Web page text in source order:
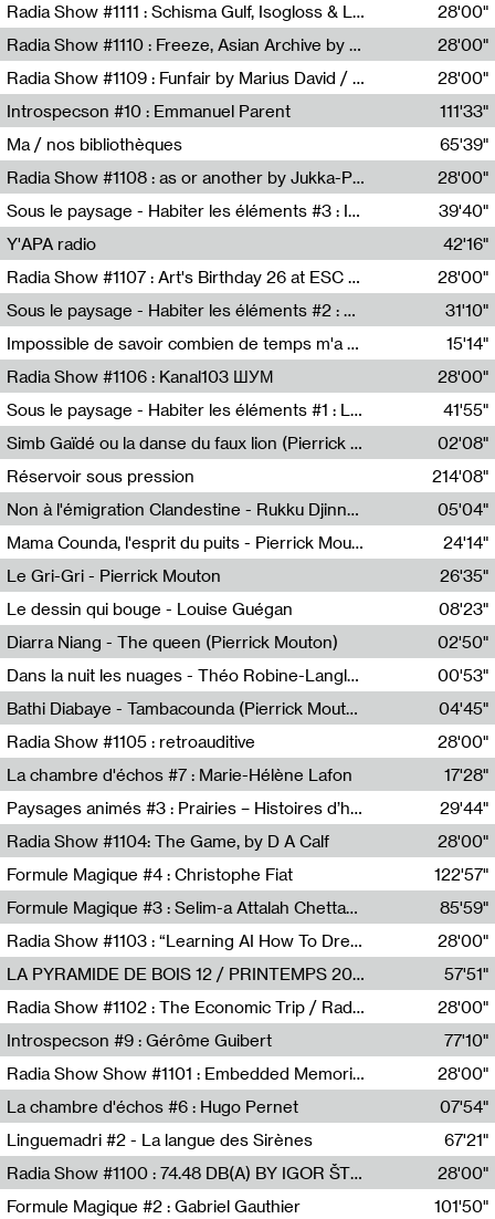
Radia Show #1111 : Schisma Gulf, Isogloss & Lament For The Old Clock By Harvey Young / Resonance
Resonance
28'00"
Radia Show #1110 : Freeze, Asian Archive by Avita Maheen / Radio Worm
Radio WORM
28'00"
Radia Show #1109 : Funfair by Marius David / JET FM
Jet FM
28'00"
Introspecson #10 : Emmanuel Parent
Pierre Henry,Emmanuel Parent
111'33"
Ma / nos bibliothèques
Sarah Tritz,Elene Lapiashivili,Justin Marconnet,Mateo Cuche,Esther Lechevalier,Suzie Lecroart,Romance Castelet
65'39"
Radia Show #1108 : as or another by Jukka-Pekka Kervinen / Rádio Zero
Radio Zero
28'00"
Sous le paysage - Habiter les éléments #3 : Interprétations, rituels et symboliques des éléments
Nastassja Martin
39'40"
Y'APA radio
Pierrick Mouton
42'16"
Radia Show #1107 : Art's Birthday 26 at ESC - Medien Kunst Labor
Radio Helsinki
28'00"
Sous le paysage - Habiter les éléments #2 : Vers le tournant élémentaire
Nastassja Martin
31'10"
Impossible de savoir combien de temps m'a échappé
Mélanie Blaison,Mateo Cuin
15'14"
Radia Show #1106 : Kanal103 ШУМ
Kanal103
28'00"
Sous le paysage - Habiter les éléments #1 : Les éléments et les débordements du vivant
Nastassja Martin
41'55"
Simb Gaïdé ou la danse du faux lion (Pierrick Mouton)
Pierrick Mouton,Simb Gaïdé
02'08"
Réservoir sous pression
214'08"
Non à l'émigration Clandestine - Rukku Djinne Squad (Eden Tinto Collins)
Eden Tinto Collins,Rukku Djinne
05'04"
Mama Counda, l'esprit du puits - Pierrick Mouton
Pierrick Mouton
24'14"
Le Gri-Gri - Pierrick Mouton
Pierrick Mouton
26'35"
Le dessin qui bouge - Louise Guégan
Louise Guégan
08'23"
Diarra Niang - The queen (Pierrick Mouton)
Pierrick Mouton,Diarra Niang
02'50"
Dans la nuit les nuages - Théo Robine-Langlois
Théo Robine-Langlois,LD Beat
00'53"
Bathi Diabaye - Tambacounda (Pierrick Mouton)
Pierrick Mouton,Bathi Diabaye
04'45"
Radia Show #1105 : retroauditive
Soundart Radio
28'00"
La chambre d'échos #7 : Marie-Hélène Lafon
Revue Les Chambres,Marie-Hélène Lafon
17'28"
Paysages animés #3 : Prairies – Histoires d’herbes et d’humains
Anne Simon
29'44"
Radia Show #1104: The Game, by D A Calf
Radio One NZ
28'00"
Formule Magique #4 : Christophe Fiat
Nathalie Lacroix
122'57"
Formule Magique #3 : Selim-a Attalah Chettaoui
Nathalie Lacroix,Selim-a Attalah Chettaoui
85'59"
Radia Show #1103 : “Learning AI How To Dream” by Sebastian Dingens (Radio Campus Bruxelles)
Radio Campus Bruxelles
28'00"
LA PYRAMIDE DE BOIS 12 / PRINTEMPS 2026
Sammy Stein
57'51"
Radia Show #1102 : The Economic Trip / Radio Grenouille
Radio Grenouille
28'00"
Introspecson #9 : Gérôme Guibert
Pierre Henry,Gérôme Guibert
77'10"
Radia Show Show #1101 : Embedded Memories by Jimmy Peggie / radioart106
Jimmy Peggie,radioart106
28'00"
La chambre d'échos #6 : Hugo Pernet
Revue Les Chambres,Hugo Pernet
07'54"
Linguemadri #2 - La langue des Sirènes
Meris Angioletti
67'21"
Radia Show #1100 : 74.48 DB(A) BY IGOR ŠTROMAJER FOR RADIO X
radio x
28'00"
Formule Magique #2 : Gabriel Gauthier
101'50"